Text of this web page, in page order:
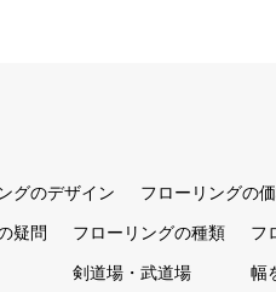
グのデザイン フローリングの
疑問 フローリングの種類 フ
剣道場・武道場 幅